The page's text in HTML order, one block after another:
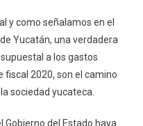
En
Materia
y como señalamos en el
Yucatán, una verdadera
a los gastos
2020, son el camino
sociedad yucateca.
Gobierno del Estado haya